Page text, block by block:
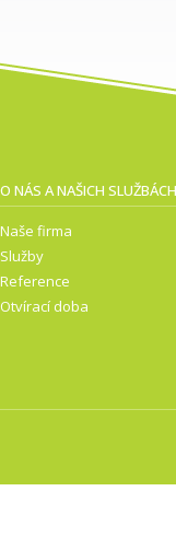
O NÁS A NAŠICH SLUŽBÁCH
Naše firma
Služby
Reference
Otvírací doba